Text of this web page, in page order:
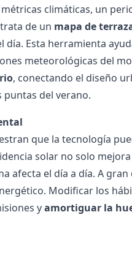
climáticas, un
de un mapa de
día. Esta herramienta
meteorológicas del
, conectando el diseño
del verano.
que la tecnología
solar no solo
afecta el día a día. A gran
. Modificar los
yamortiguar la